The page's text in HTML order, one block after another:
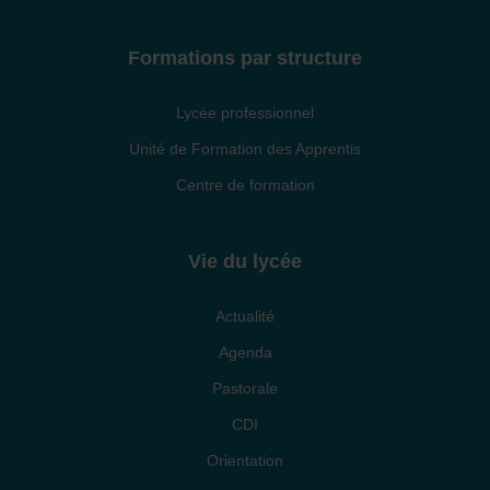
Formations par structure
Lycée professionnel
Unité de Formation des Apprentis
Centre de formation
Vie du lycée
Actualité
Agenda
Pastorale
CDI
Orientation